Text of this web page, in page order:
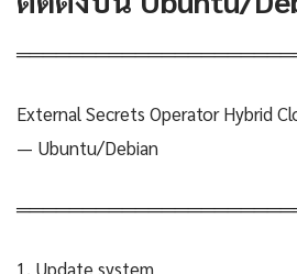
External Secrets Operator Hybrid
— Ubuntu/Debian
1. Update system